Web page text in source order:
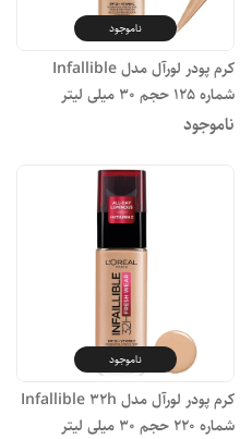
ناموجود
کرم پودر لورآل مدل Infallible
شماره 125 حجم 30 میلی لیتر
ناموجود
ناموجود
کرم پودر لورآل مدل Infallible 32h
شماره 220 حجم 30 میلی لیتر